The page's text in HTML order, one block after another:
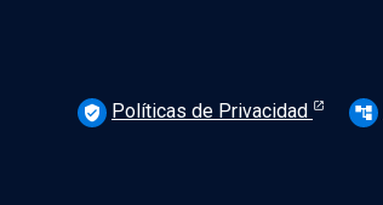
verified_user Políticas de Privacidad account_tree